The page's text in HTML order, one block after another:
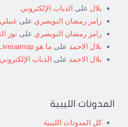
بلال على الذباب الإلكتروني
رامز رمضان النويصري على غنيلي
رامز رمضان النويصري على نور
بلال الاحمد على ما هو Liveuamap
بلال الاحمد على الذباب الإلكتروني
المدونات الليبية
كل المدونات الليبية